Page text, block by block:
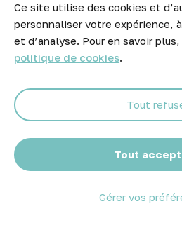
Ce site utilise des cookies et
personnaliser votre expérience,
et d’analyse. Pour en savoir
politique de cookies.
Tout
Tout
Gérer vos
Ne manquez aucune opportunité !
prix et nouveaux
Abonnez-
© 2026 Atelier Piscine -